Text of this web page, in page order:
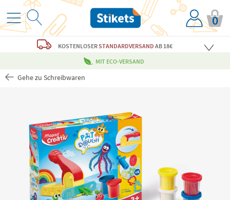
0
KOSTENLOSERSTANDARDVERSAND AB 18€
MIT ECO-VERSAND
Gehe zu Schreibwaren